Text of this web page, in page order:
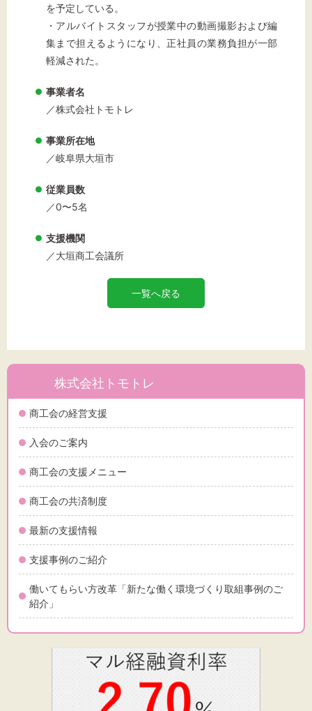
株式会社トモトレ
商工会の経営支援
入会のご案内
商工会の支援メニュー
商工会の共済制度
最新の支援情報
支援事例のご紹介
働いてもらい方改革「新たな働く環境づくり取組事例のご
紹介」
を予定している。
・アルバイトスタッフが授業中の動画撮影および編
集まで担えるようになり、正社員の業務負担が一部
軽減された。
事業者名
／株式会社トモトレ
事業所在地
／岐阜県大垣市
従業員数
／0〜5名
支援機関
／大垣商工会議所
一覧へ戻る